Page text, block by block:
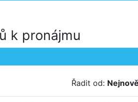
k pronájmu
Řadit od: